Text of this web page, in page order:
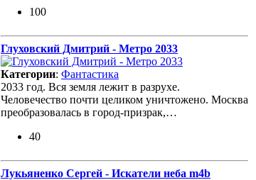
100
Глуховский Дмитрий - Метро 2033
Категории: Фантастика
2033 год. Вся земля лежит в разрухе.
Человечество почти целиком уничтожено. Москва
преобразовалась в город-призрак,…
40
Лукьяненко Сергей - Искатели неба m4b